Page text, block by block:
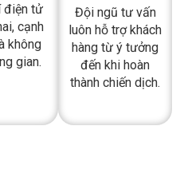
booking
điện tử
HỖ TRỢ
24/7
Đội ngũ tư vấn
luôn hỗ trợ khách
thành chiến dịch.